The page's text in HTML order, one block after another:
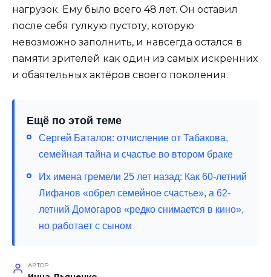
нагрузок. Ему было всего 48 лет. Он оставил
после себя гулкую пустоту, которую
невозможно заполнить, и навсегда остался в
памяти зрителей как один из самых искренних
и обаятельных актёров своего поколения.
Ещё по этой теме
Сергей Баталов: отчисление от Табакова,
семейная тайна и счастье во втором браке
Их имена гремели 25 лет назад: Как 60-летний
Лифанов «обрел семейное счастье», а 62-
летний Домогаров «редко снимается в кино»,
но работает с сыном
АВТОР